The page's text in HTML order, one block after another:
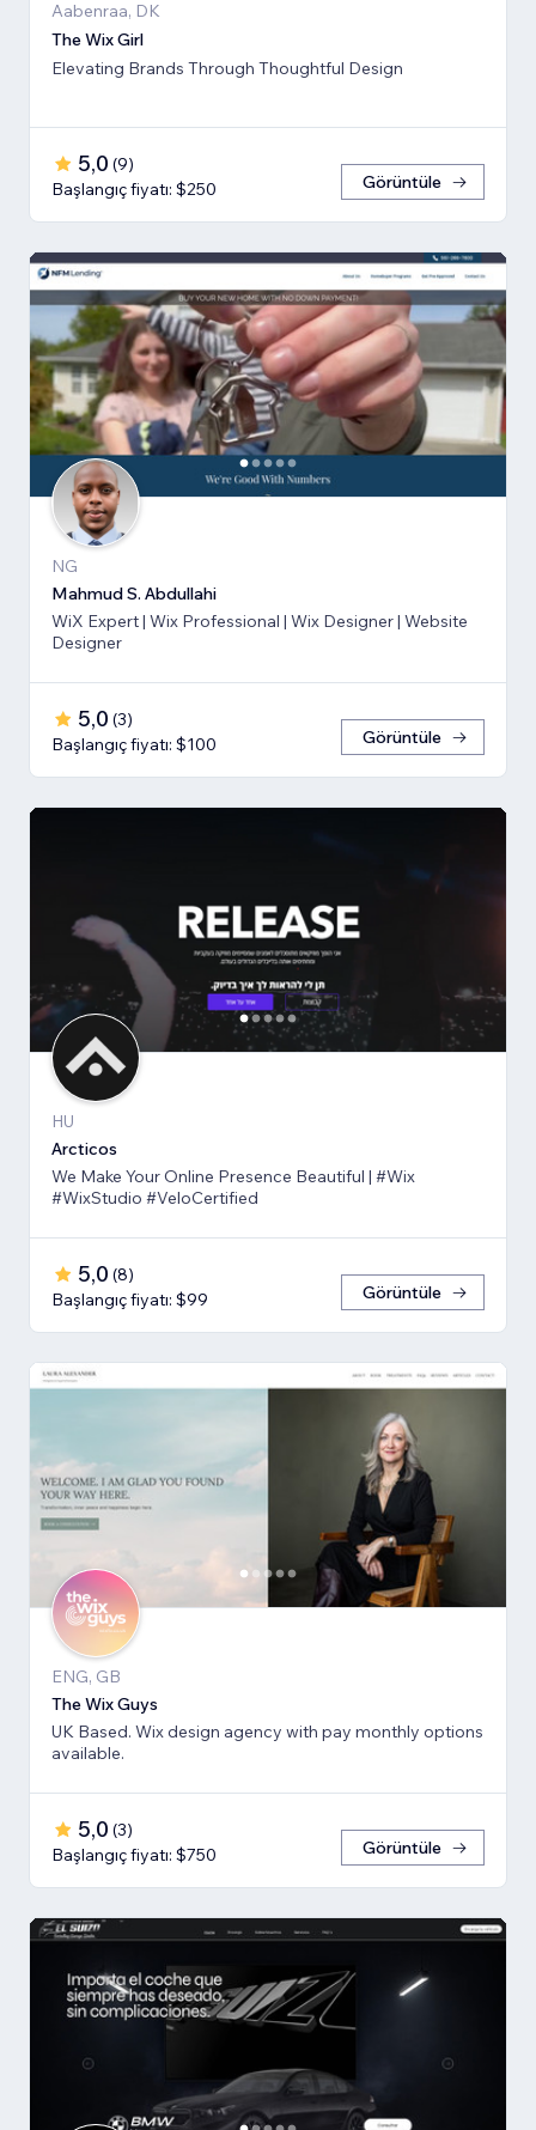
Aabenraa, DK
The Wix Girl
Elevating Brands Through Thoughtful Design
5,0 (9)
Başlangıç fiyatı: $250
Görüntüle
NG
Mahmud S. Abdullahi
WiX Expert | Wix Professional | Wix Designer | Website
Designer
5,0 (3)
Başlangıç fiyatı: $100
Görüntüle
HU
Arcticos
We Make Your Online Presence Beautiful | #Wix
#WixStudio #VeloCertified
5,0 (8)
Başlangıç fiyatı: $99
Görüntüle
ENG, GB
The Wix Guys
UK Based. Wix design agency with pay monthly options
available.
5,0 (3)
Başlangıç fiyatı: $750
Görüntüle